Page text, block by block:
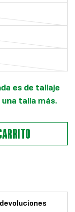
es de tallaje
talla más.